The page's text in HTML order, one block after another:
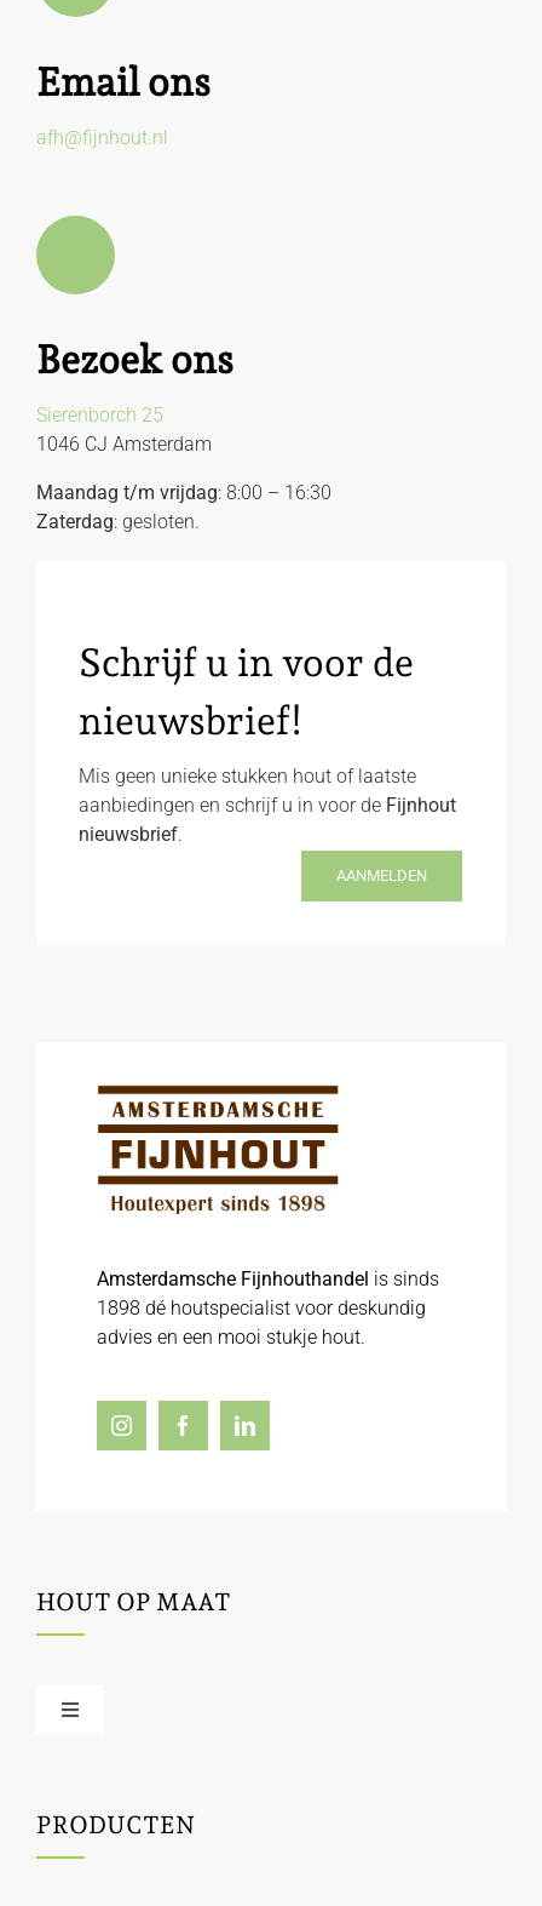
Email ons
afh@fijnhout.nl
Bezoek ons
Sierenborch 25
1046 CJ Amsterdam
Maandag t/m vrijdag: 8:00 – 16:30
Zaterdag: gesloten.
Schrijf u in voor de
nieuwsbrief!
Mis geen unieke stukken hout of laatste
aanbiedingen en schrijf u in voor de Fijnhout
nieuwsbrief.
AANMELDEN
Amsterdamsche Fijnhouthandel is sinds
1898 dé houtspecialist voor deskundig
advies en een mooi stukje hout.
HOUT OP MAAT
Toggle
Houtbewerking
PRODUCTEN